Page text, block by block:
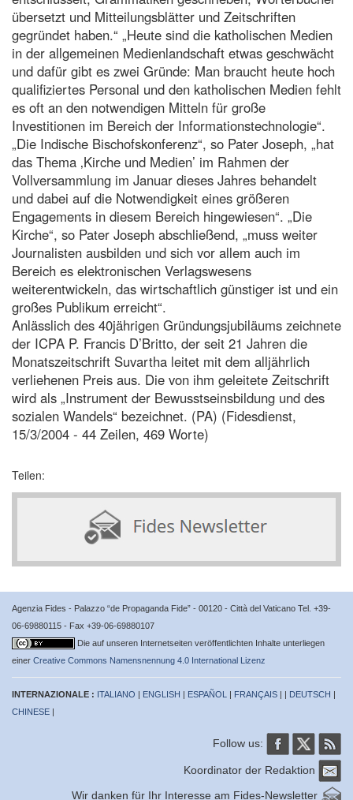
übersetzt und Mitteilungsblätter und Zeitschriften
gegründet haben.“ „Heute sind die katholischen Medien
in der allgemeinen Medienlandschaft etwas geschwächt
und dafür gibt es zwei Gründe: Man braucht heute hoch
qualifiziertes Personal und den katholischen Medien fehlt
es oft an den notwendigen Mitteln für große
Investitionen im Bereich der Informationstechnologie“.
„Die Indische Bischofskonferenz“, so Pater Joseph, „hat
das Thema ‚Kirche und Medien’ im Rahmen der
Vollversammlung im Januar dieses Jahres behandelt
und dabei auf die Notwendigkeit eines größeren
Engagements in diesem Bereich hingewiesen“. „Die
Kirche“, so Pater Joseph abschließend, „muss weiter
Journalisten ausbilden und sich vor allem auch im
Bereich es elektronischen Verlagswesens
weiterentwickeln, das wirtschaftlich günstiger ist und ein
großes Publikum erreicht“.
Anlässlich des 40jährigen Gründungsjubiläums zeichnete
der ICPA P. Francis D’Britto, der seit 21 Jahren die
Monatszeitschrift Suvartha leitet mit dem alljährlich
verliehenen Preis aus. Die von ihm geleitete Zeitschrift
wird als „Instrument der Bewusstseinsbildung und des
sozialen Wandels“ bezeichnet. (PA) (Fidesdienst,
15/3/2004 - 44 Zeilen, 469 Worte)
Teilen:
Agenzia Fides - Palazzo “de Propaganda Fide” - 00120 - Città del Vaticano Tel. +39-
06-69880115 - Fax +39-06-69880107
Die auf unseren Internetseiten veröffentlichten Inhalte unterliegen
einer Creative Commons Namensnennung 4.0 International Lizenz
INTERNAZIONALE : ITALIANO | ENGLISH | ESPAÑOL | FRANÇAIS | | DEUTSCH |
CHINESE |
Follow us:
Koordinator der Redaktion
Wir danken für Ihr Interesse am Fides-Newsletter